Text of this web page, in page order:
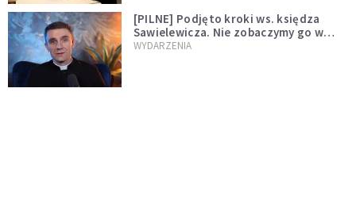
[PILNE] Podjęto kroki ws. księdza
Sawielewicza. Nie zobaczymy go w
mediach
WYDARZENIA